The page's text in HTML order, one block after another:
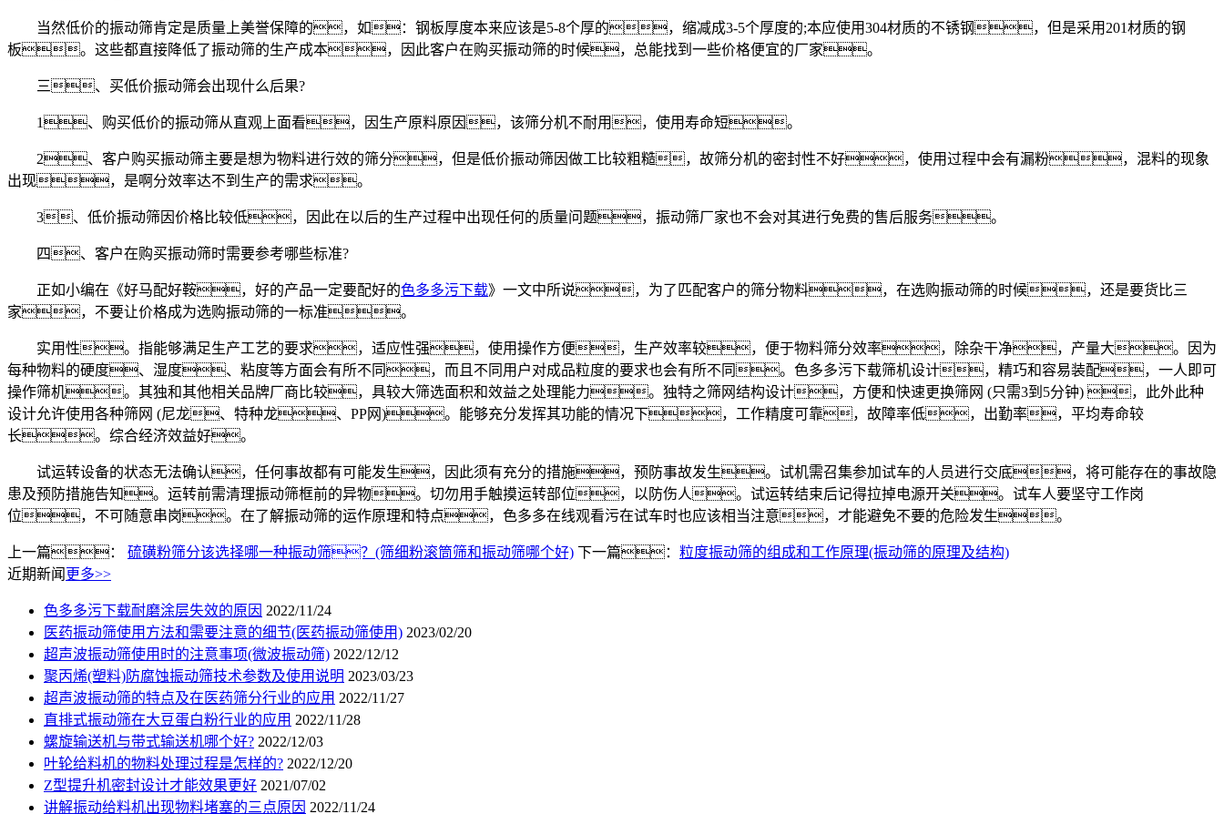
当然低价的振动筛肯定是质量上美誉保障的，如：钢板厚度本来应该是5-8个厚的，缩减成3-5个厚度的;本应使用304材质的不锈钢，但是采用201材质的钢
板。这些都直接降低了振动筛的生产成本，因此客户在购买振动筛的时候，总能找到一些价格便宜的厂家。
三、买低价振动筛会出现什么后果?
1、购买低价的振动筛从直观上面看，因生产原料原因，该筛分机不耐用，使用寿命短。
2、客户购买振动筛主要是想为物料进行效的筛分，但是低价振动筛因做工比较粗糙，故筛分机的密封性不好，使用过程中会有漏粉，混料的现象
出现，是啊分效率达不到生产的需求。
3、低价振动筛因价格比较低，因此在以后的生产过程中出现任何的质量问题，振动筛厂家也不会对其进行免费的售后服务。
四、客户在购买振动筛时需要参考哪些标准?
正如小编在《好马配好鞍，好的产品一定要配好的色多多污下载》一文中所说，为了匹配客户的筛分物料，在选购振动筛的时候，还是要货比三
家，不要让价格成为选购振动筛的一标准。
实用性。指能够满足生产工艺的要求，适应性强，使用操作方便，生产效率较，便于物料筛分效率，除杂干净，产量大。因为
每种物料的硬度、湿度、粘度等方面会有所不同，而且不同用户对成品粒度的要求也会有所不同。色多多污下载筛机设计，精巧和容易装配，一人即可
操作筛机。其独和其他相关品牌厂商比较，具较大筛选面积和效益之处理能力。独特之筛网结构设计，方便和快速更换筛网 (只需3到5分钟) ，此外此种
设计允许使用各种筛网 (尼龙、特种龙、PP网)。能够充分发挥其功能的情况下，工作精度可靠，故障率低，出勤率，平均寿命较
长。综合经济效益好。
试运转设备的状态无法确认，任何事故都有可能发生，因此须有充分的措施，预防事故发生。试机需召集参加试车的人员进行交底，将可能存在的事故隐
患及预防措施告知。运转前需清理振动筛框前的异物。切勿用手触摸运转部位，以防伤人。试运转结束后记得拉掉电源开关。试车人要坚守工作岗
位，不可随意串岗。在了解振动筛的运作原理和特点，色多多在线观看污在试车时也应该相当注意，才能避免不要的危险发生。
上一篇： 硫磺粉筛分该选择哪一种振动筛？(筛细粉滚筒筛和振动筛哪个好) 下一篇： 粒度振动筛的组成和工作原理(振动筛的原理及结构)
近期新闻 更多>>
色多多污下载耐磨涂层失效的原因 2022/11/24
医药振动筛使用方法和需要注意的细节(医药振动筛使用) 2023/02/20
超声波振动筛使用时的注意事项(微波振动筛) 2022/12/12
聚丙烯(塑料)防腐蚀振动筛技术参数及使用说明 2023/03/23
超声波振动筛的特点及在医药筛分行业的应用 2022/11/27
直排式振动筛在大豆蛋白粉行业的应用 2022/11/28
螺旋输送机与带式输送机哪个好? 2022/12/03
叶轮给料机的物料处理过程是怎样的? 2022/12/20
Z型提升机密封设计才能效果更好 2021/07/02
讲解振动给料机出现物料堵塞的三点原因 2022/11/24